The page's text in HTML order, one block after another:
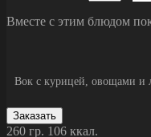
Вместе с этим блюдом
Вок с курицей, овощами и
Заказать
260 гр. 106 ккал.